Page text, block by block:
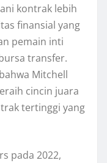
kontrak lebih
finansial yang
pemain inti
transfer.
Mitchell
cincin juara
tertinggi yang
pada 2022,